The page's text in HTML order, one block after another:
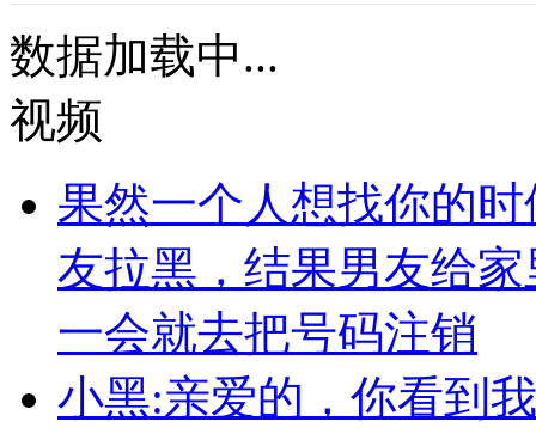
数据加载中...
视频
果然一个人想找你的
友拉黑，结果男友给
一会就去把号码注销
小黑:亲爱的，你看到